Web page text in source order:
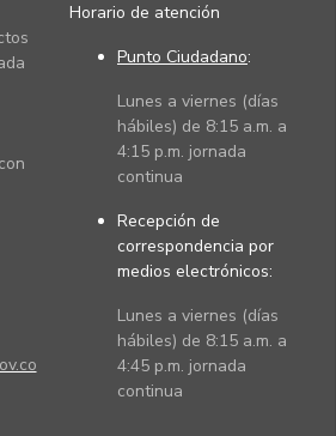
Horario de atención
Punto Ciudadano:
Lunes a viernes (días
hábiles) de 8:15 a.m. a
4:15 p.m. jornada
continua
Recepción de
correspondencia por
medios electrónicos:
Lunes a viernes (días
hábiles) de 8:15 a.m. a
4:45 p.m. jornada
continua